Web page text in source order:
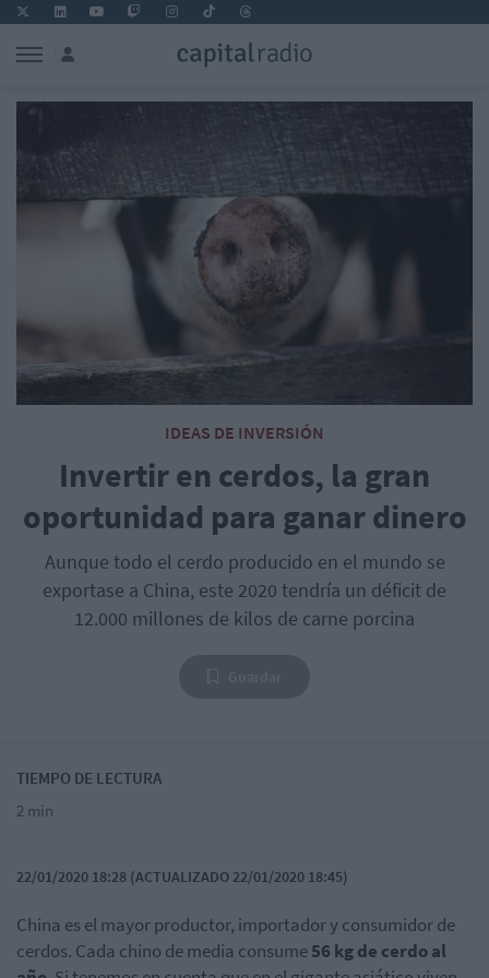
IDEAS DE INVERSIÓN
Invertir en cerdos, la gran
oportunidad para ganar dinero
Aunque todo el cerdo producido en el mundo se
exportase a China, este 2020 tendría un déficit de
12.000 millones de kilos de carne porcina
TIEMPO DE LECTURA
2 min
22/01/2020 18:28 (ACTUALIZADO 22/01/2020 18:45)
China es el mayor productor, importador y consumidor de
cerdos. Cada chino de media consume56 kg de cerdo al